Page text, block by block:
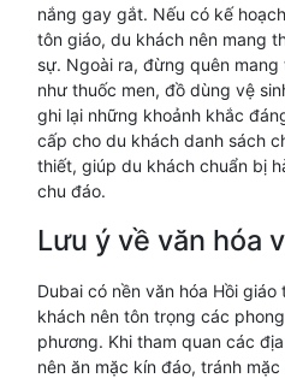
nắng gay gắt. Nếu có kế
tôn giáo, du khách nên mang
sự. Ngoài ra, đừng quên
như thuốc men, đồ dùng vệ
ghi lại những khoảnh khắc
cấp cho du khách danh sách
thiết, giúp du khách chuẩn bị
chu đáo.
Lưu ý về văn hóa
Dubai có nền văn hóa Hồi
khách nên tôn trọng các
phương. Khi tham quan các
nên ăn mặc kín đáo, tránh